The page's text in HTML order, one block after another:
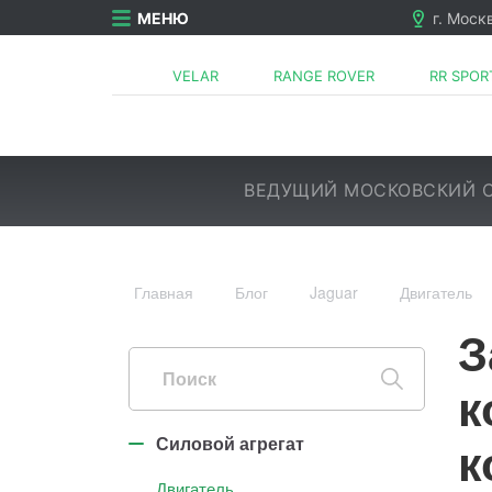
МЕНЮ г.
RR
RANGE ROVER
VELAR
ВЕДУЩИЙ МОСКОВСКИЙ
Главная Блог Jaguar Двигатель
Силовой агрегат